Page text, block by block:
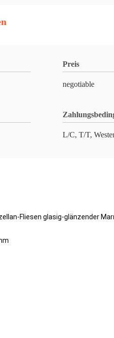
Preis
negotiable
L/C, T/T,
Fliesen glasig-glänzender